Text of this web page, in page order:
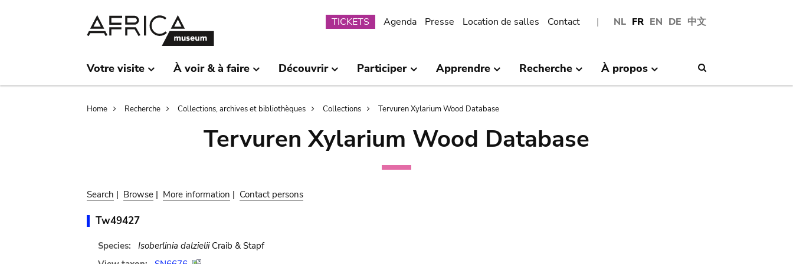
NL FR EN DE 中文
Submenu
TICKETS Agenda Presse Location de salles Contact
Votre visite À voir & à faire Découvrir Participer Apprendre Recherche À propos
Breadcrumb
Home Recherche Collections, archives et bibliothèques Collections Tervuren Xylarium Wood Database
Tervuren Xylarium Wood Database
Search | Browse | More information | Contact persons
Tw49427
Species: Isoberlinia dalzieliiCraib & Stapf